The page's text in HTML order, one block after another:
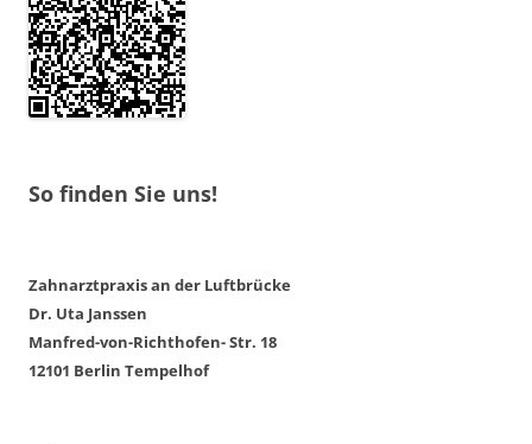
So finden Sie uns!
Zahnarztpraxis an der Luftbrücke
Dr. Uta Janssen
Manfred-von-Richthofen- Str. 18
12101 Berlin Tempelhof